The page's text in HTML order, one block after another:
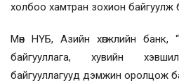
холбоо хамтран зохион байгуулж
Мөн НҮБ, Азийн хөгжлийн банк,
байгууллага, хувийн
байгууллагууд дэмжин оролцож